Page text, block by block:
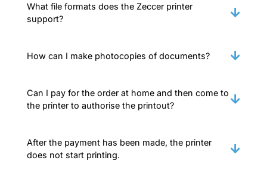
What file formats does the Zeccer printer
support?
How can I make photocopies of documents?
Can I pay for the order at home and then come to
the printer to authorise the printout?
After the payment has been made, the printer
does not start printing.